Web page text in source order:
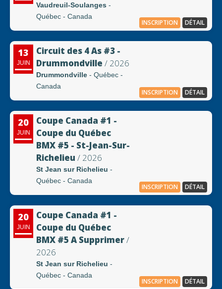
Vaudreuil-Soulanges -
Québec - Canada
INSCRIPTION DÉTAIL
13
JUIN
Circuit des 4 As #3 -
Drummondville / 2026
Drummondville - Québec -
Canada
INSCRIPTION DÉTAIL
20
JUIN
Coupe Canada #1 -
Coupe du Québec
BMX #5 - St-Jean-Sur-
Richelieu / 2026
St Jean sur Richelieu -
Québec - Canada
INSCRIPTION DÉTAIL
20
JUIN
Coupe Canada #1 -
Coupe du Québec
BMX #5 A Supprimer/
2026
St Jean sur Richelieu -
Québec - Canada
INSCRIPTION DÉTAIL